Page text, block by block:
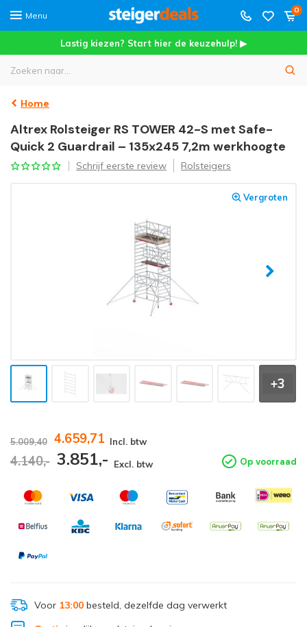
Menu
0
Lastig kiezen? Start hier de keuzehulp! ▶
Home
Altrex Rolsteiger RS TOWER 42-S met Safe-
Quick 2 Guardrail – 135x245 7,2m werkhoogte
Schrijf eerste review Rolsteigers
Vergroten
+3
5.009,40 4.659,71 Incl. btw
4.140,- 3.851,- Excl. btw Op voorraad
Voor 13:00besteld, dezelfde dag verwerkt